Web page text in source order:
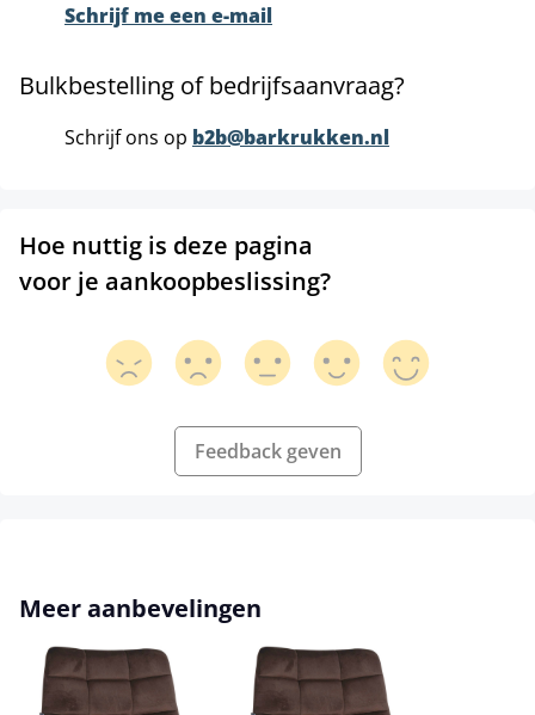
Schrijf me een e-mail
Bulkbestelling of bedrijfsaanvraag?
Schrijf ons op b2b@barkrukken.nl
Hoe nuttig is deze pagina
voor je aankoopbeslissing?
Feedback geven
Productgalerij overslaan
Meer aanbevelingen